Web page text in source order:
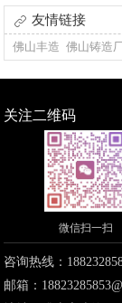
友情链接
佛山丰造 佛山铸造
关注二维码
微信扫一扫
咨询热线：
邮箱：